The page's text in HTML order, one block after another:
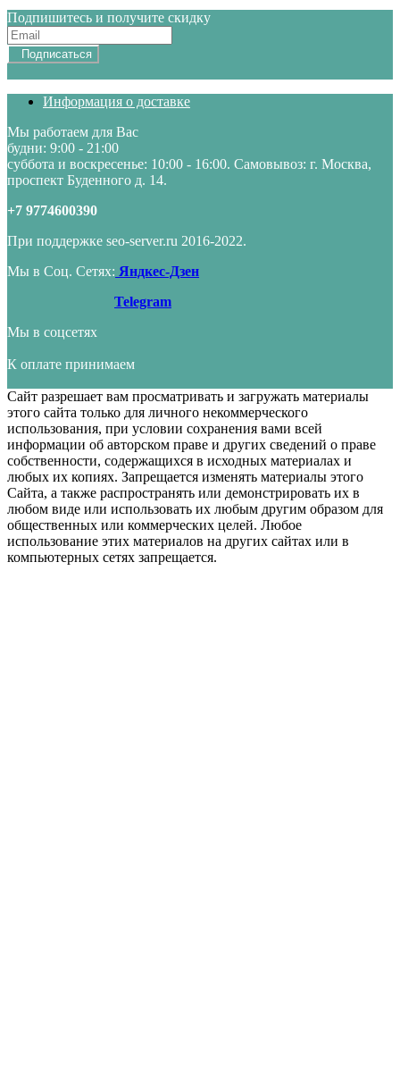
Подпишитесь и получите скидку
Подписаться
Информация о доставке
Мы работаем для Вас
будни: 9:00 - 21:00
суббота и воскресенье: 10:00 - 16:00. Самовывоз: г. Москва,
проспект Буденного д. 14.
+7 9774600390
При поддержке seo-server.ru 2016-2022.
Мы в Соц. Сетях: Яндкес-Дзен
Telegram
Мы в соцсетях
К оплате принимаем
Сайт разрешает вам просматривать и загружать материалы
этого сайта только для личного некоммерческого
использования, при условии сохранения вами всей
информации об авторском праве и других сведений о праве
собственности, содержащихся в исходных материалах и
любых их копиях. Запрещается изменять материалы этого
Сайта, а также распространять или демонстрировать их в
любом виде или использовать их любым другим образом для
общественных или коммерческих целей. Любое
использование этих материалов на других сайтах или в
компьютерных сетях запрещается.